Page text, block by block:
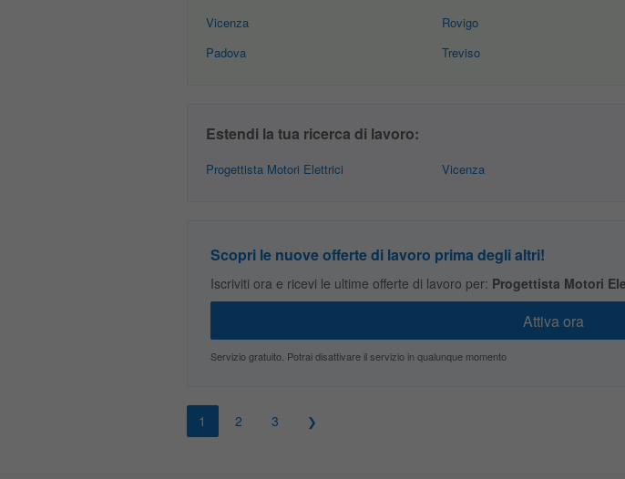
Vicenza
Padova
Rovigo
Treviso
Estendi la tua ricerca di lavoro:
Progettista Motori Elettrici Vicenza
Scopri le nuove offerte di lavoro prima degli altri!
Iscriviti ora e ricevi le ultime offerte di lavoro per: Progettista Motori
Servizio gratuito. Potrai disattivare il servizio in qualunque momento
1 2 3